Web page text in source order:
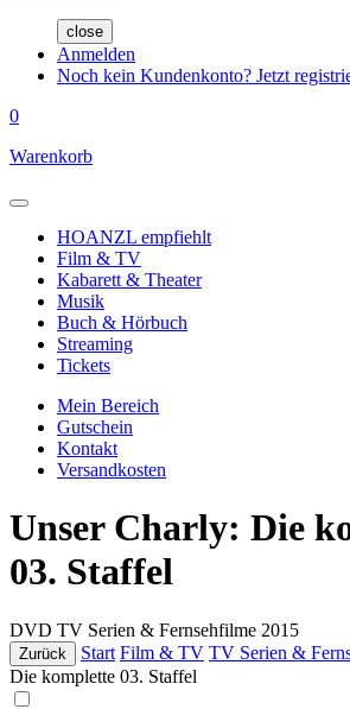
close
Anmelden
Noch kein Kundenkonto? Jetzt
0
Warenkorb
HOANZL empfiehlt
Film & TV
Kabarett & Theater
Musik
Buch & Hörbuch
Streaming
Tickets
Mein Bereich
Gutschein
Kontakt
Versandkosten
Unser Charly: Die
03. Staffel
DVD TV Serien & Fernsehfilme 2015
Zurück Start Film & TV TV Serien &
Die komplette 03. Staffel